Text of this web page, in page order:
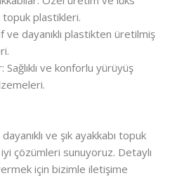
topuk plastikleri.
ve dayanıklı plastikten üretilmiş
Sağlıklı ve konforlu yürüyüş
ve şık ayakkabı topuk
çözümleri sunuyoruz. Detaylı
için bizimle iletişime